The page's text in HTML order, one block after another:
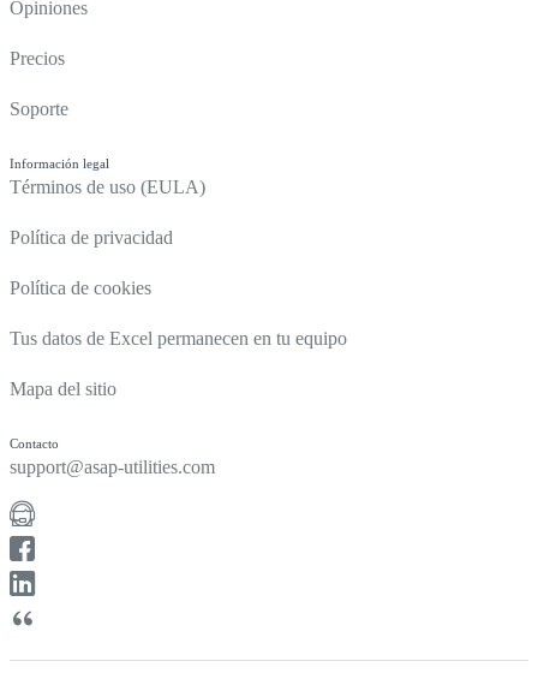
Opiniones
Precios
Soporte
Información legal
Términos de uso (EULA)
Política de privacidad
Política de cookies
Tus datos de Excel permanecen en tu equipo
Mapa del sitio
Contacto
support@asap-utilities.com